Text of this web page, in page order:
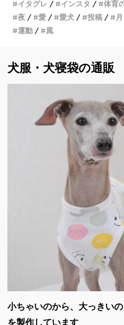
イタグレ インスタ 体育
夜
愛 愛犬 投稿 月
運動
風
犬服・犬寝袋の通販
小ちゃいのから、大っきい
を製作しています